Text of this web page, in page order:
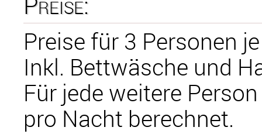
Preise für 3 Personen
Inkl. Bettwäsche und
Für jede weitere
pro Nacht berechnet.